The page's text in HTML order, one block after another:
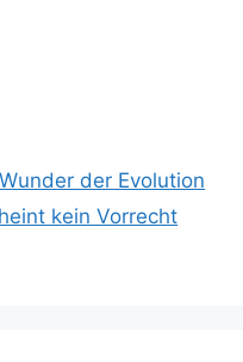
der Evolution
kein Vorrecht